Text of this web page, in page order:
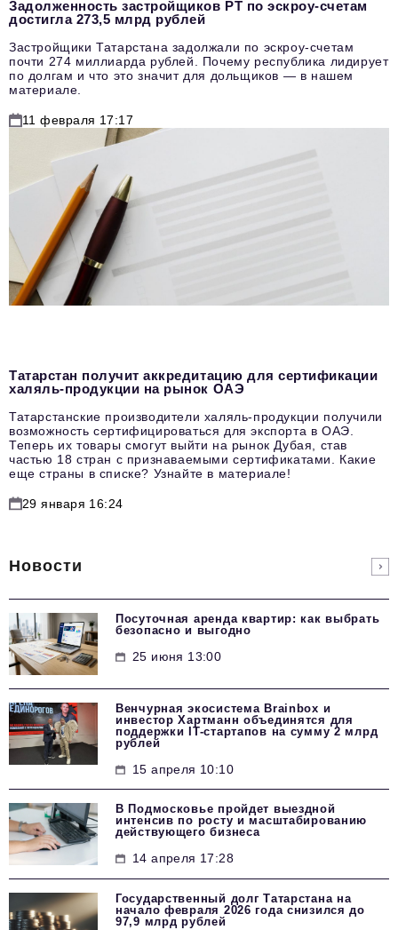
Задолженность застройщиков РТ по эскроу-счетам
достигла 273,5 млрд рублей
Застройщики Татарстана задолжали по эскроу-счетам
почти 274 миллиарда рублей. Почему республика лидирует
по долгам и что это значит для дольщиков — в нашем
материале.
11 февраля 17:17
Татарстан получит аккредитацию для сертификации
халяль-продукции на рынок ОАЭ
Татарстанские производители халяль-продукции получили
возможность сертифицироваться для экспорта в ОАЭ.
Теперь их товары смогут выйти на рынок Дубая, став
частью 18 стран с признаваемыми сертификатами. Какие
еще страны в списке? Узнайте в материале!
29 января 16:24
Новости
Посуточная аренда квартир: как выбрать
безопасно и выгодно
25 июня 13:00
Венчурная экосистема Brainbox и
инвестор Хартманн объединятся для
поддержки IT-стартапов на сумму 2 млрд
рублей
15 апреля 10:10
В Подмосковье пройдет выездной
интенсив по росту и масштабированию
действующего бизнеса
14 апреля 17:28
Государственный долг Татарстана на
начало февраля 2026 года снизился до
97,9 млрд рублей